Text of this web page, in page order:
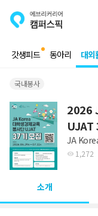
갓생피드 동아리 대외
국내봉사
2026
UJAT
JA
1,272
소개